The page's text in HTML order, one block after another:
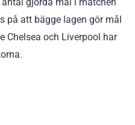
på att bägge lagen gör mål
Chelsea och Liverpool har